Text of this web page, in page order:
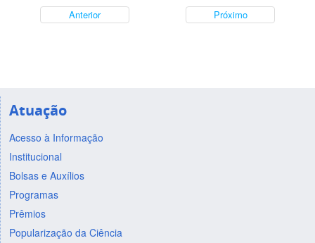
Anterior Próximo
Atuação
Acesso à Informação
Institucional
Bolsas e Auxílios
Programas
Prêmios
Popularização da Ciência